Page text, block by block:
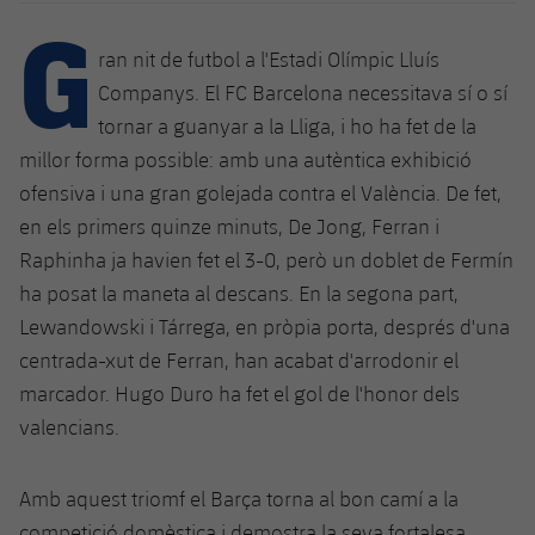
plusicon
més
Instal·lacions
Spotify Camp Nou
Palau Blaugrana
Estadi Johan Cruyff
Barça Cafe
La Masia
plusicon
més
plusicon
més
SUB12
SUB11 A
SUB11 B
SUB10 A
SUB9 A
SUB8 A
SUB13 B
SUB11 C
Entrades
Gameday Shows
Resultats
Classificacions
Jugadors
Fotos
Història
Barça Atlètic
Junior
Cadet A
Cadet B
Infantil A
Infantil B
Mini
PLUSICON
MÉS
Primer Equip
Actualitat
Calendari
Entrades
Classificació
Jugadors
Barça Atlètic
Actualitat
Calendari
Resultats
Jugadors
Base
Actualitat
Juvenil
Cadet B
PLUSICON
MÉS
Primer equip
plusicon
més
Calendari
Actualitat
G ran nit de futbol a l'Estadi Olímpic Lluís
Companys. El FC Barcelona necessitava sí o sí
tornar a guanyar a la Lliga, i ho ha fet de la
millor forma possible: amb una autèntica exhibició
ofensiva i una gran golejada contra el València. De fet,
en els primers quinze minuts, De Jong, Ferran i
Raphinha ja havien fet el 3-0, però un doblet de Fermín
ha posat la maneta al descans. En la segona part,
Lewandowski i Tárrega, en pròpia porta, després d'una
centrada-xut de Ferran, han acabat d'arrodonir el
marcador. Hugo Duro ha fet el gol de l'honor dels
valencians.
Amb aquest triomf el Barça torna al bon camí a la